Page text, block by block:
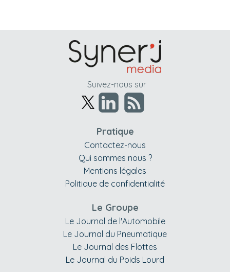
Suivez-nous sur
Pratique
Contactez-nous
Qui sommes nous ?
Mentions légales
Politique de confidentialité
Le Groupe
Le Journal de l'Automobile
Le Journal du Pneumatique
Le Journal des Flottes
Le Journal du Poids Lourd